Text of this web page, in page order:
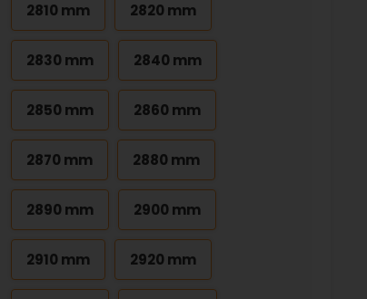
2810 mm 2820 mm
2830 mm 2840 mm
2850 mm 2860 mm
2870 mm 2880 mm
2890 mm 2900 mm
2910 mm 2920 mm